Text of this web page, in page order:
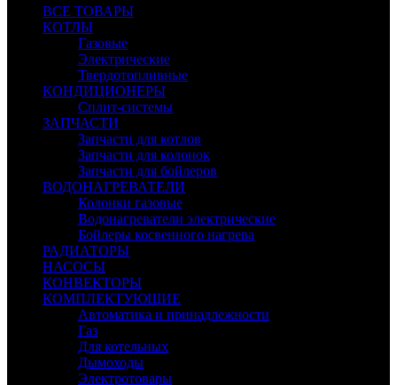
ВСЕ ТОВАРЫ
КОТЛЫ
Газовые
Электрические
Твердотопливные
КОНДИЦИОНЕРЫ
Сплит-системы
ЗАПЧАСТИ
Запчасти для котлов
Запчасти для колонок
Запчасти для бойлеров
ВОДОНАГРЕВАТЕЛИ
Колонки газовые
Водонагреватели электрические
Бойлеры косвенного нагрева
РАДИАТОРЫ
НАСОСЫ
КОНВЕКТОРЫ
КОМПЛЕКТУЮЩИЕ
Автоматика и принадлежности
Газ
Для котельных
Дымоходы
Электротовары